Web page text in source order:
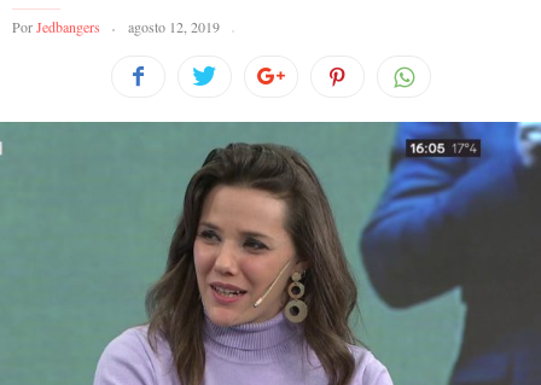
PorJedbangers agosto 12, 2019